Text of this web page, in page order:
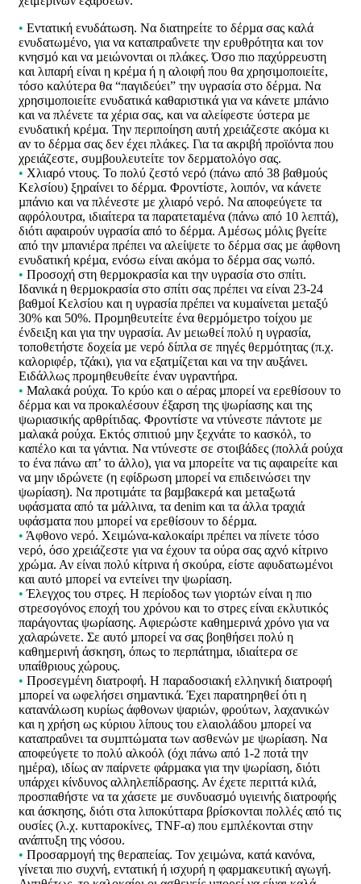
• Εντατική ενυδάτωση. Να διατηρείτε το δέρµα σας καλά
ενυδατωµένο, για να καταπραΰνετε την ερυθρότητα και τον
κνησµό και να µειώνονται οι πλάκες. Όσο πιο παχύρρευστη
και λιπαρή είναι η κρέµα ή η αλοιφή που θα χρησιµοποιείτε,
τόσο καλύτερα θα “παγιδεύει” την υγρασία στο δέρµα. Να
χρησιµοποιείτε ενυδατικά καθαριστικά για να κάνετε µπάνιο
και να πλένετε τα χέρια σας, και να αλείφεστε ύστερα µε
ενυδατική κρέµα. Την περιποίηση αυτή χρειάζεστε ακόµα κι
αν το δέρµα σας δεν έχει πλάκες. Για τα ακριβή προϊόντα που
χρειάζεστε, συµβουλευτείτε τον δερµατολόγο σας.
• Χλιαρό ντους. Το πολύ ζεστό νερό (πάνω από 38 βαθµούς
Κελσίου) ξηραίνει το δέρµα. Φροντίστε, λοιπόν, να κάνετε
µπάνιο και να πλένεστε µε χλιαρό νερό. Να αποφεύγετε τα
αφρόλουτρα, ιδιαίτερα τα παρατεταµένα (πάνω από 10 λεπτά),
διότι αφαιρούν υγρασία από το δέρµα. Αµέσως µόλις βγείτε
από την µπανιέρα πρέπει να αλείψετε το δέρµα σας µε άφθονη
ενυδατική κρέµα, ενόσω είναι ακόµα το δέρµα σας νωπό.
• Προσοχή στη θερµοκρασία και την υγρασία στο σπίτι.
Ιδανικά η θερµοκρασία στο σπίτι σας πρέπει να είναι 23-24
βαθµοί Κελσίου και η υγρασία πρέπει να κυµαίνεται µεταξύ
30% και 50%. Προµηθευτείτε ένα θερµόµετρο τοίχου µε
ένδειξη και για την υγρασία. Αν µειωθεί πολύ η υγρασία,
τοποθετήστε δοχεία µε νερό δίπλα σε πηγές θερµότητας (π.χ.
καλοριφέρ, τζάκι), για να εξατµίζεται και να την αυξάνει.
Ειδάλλως προμηθευθείτε έναν υγραντήρα.
• Μαλακά ρούχα. Το κρύο και ο αέρας µπορεί να ερεθίσουν το
δέρµα και να προκαλέσουν έξαρση της ψωρίασης και της
ψωριασικής αρθρίτιδας. Φροντίστε να ντύνεστε πάντοτε µε
µαλακά ρούχα. Εκτός σπιτιού µην ξεχνάτε το κασκόλ, το
καπέλο και τα γάντια. Να ντύνεστε σε στοιβάδες (πολλά ρούχα
το ένα πάνω απ’ το άλλο), για να µπορείτε να τις αφαιρείτε και
να µην ιδρώνετε (η εφίδρωση µπορεί να επιδεινώσει την
ψωρίαση). Να προτιµάτε τα βαµβακερά και µεταξωτά
υφάσµατα από τα µάλλινα, τα denim και τα άλλα τραχιά
υφάσµατα που µπορεί να ερεθίσουν το δέρµα.
• Άφθονο νερό. Χειµώνα-καλοκαίρι πρέπει να πίνετε τόσο
νερό, όσο χρειάζεστε για να έχουν τα ούρα σας αχνό κίτρινο
χρώµα. Αν είναι πολύ κίτρινα ή σκούρα, είστε αφυδατωµένοι
και αυτό µπορεί να εντείνει την ψωρίαση.
•Έλεγχος του στρες. Η περίοδος των γιορτών είναι η πιο
στρεσογόνος εποχή του χρόνου και το στρες είναι εκλυτικός
παράγοντας ψωρίασης. Αφιερώστε καθηµερινά χρόνο για να
χαλαρώνετε. Σε αυτό µπορεί να σας βοηθήσει πολύ η
καθηµερινή άσκηση, όπως το περπάτηµα, ιδιαίτερα σε
υπαίθριους χώρους.
• Προσεγµένη διατροφή. Η παραδοσιακή ελληνική διατροφή
µπορεί να ωφελήσει σηµαντικά. Έχει παρατηρηθεί ότι η
κατανάλωση κυρίως άφθονων ψαριών, φρούτων, λαχανικών
και η χρήση ως κύριου λίπους του ελαιολάδου µπορεί να
καταπραΰνει τα συµπτώµατα των ασθενών µε ψωρίαση. Να
αποφεύγετε το πολύ αλκοόλ (όχι πάνω από 1-2 ποτά την
ηµέρα), ιδίως αν παίρνετε φάρµακα για την ψωρίαση, διότι
υπάρχει κίνδυνος αλληλεπίδρασης. Αν έχετε περιττά κιλά,
προσπαθήστε να τα χάσετε µε συνδυασµό υγιεινής διατροφής
και άσκησης, διότι στα λιποκύτταρα βρίσκονται πολλές από τις
ουσίες (λ.χ. κυτταροκίνες, TNF-α) που εµπλέκονται στην
ανάπτυξη της νόσου.
• Προσαρµογή της θεραπείας. Τον χειµώνα, κατά κανόνα,
γίνεται πιο συχνή, εντατική ή ισχυρή η φαρµακευτική αγωγή.